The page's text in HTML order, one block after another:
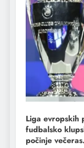
Liga evropskih
fudbalsko
počinje večeras.